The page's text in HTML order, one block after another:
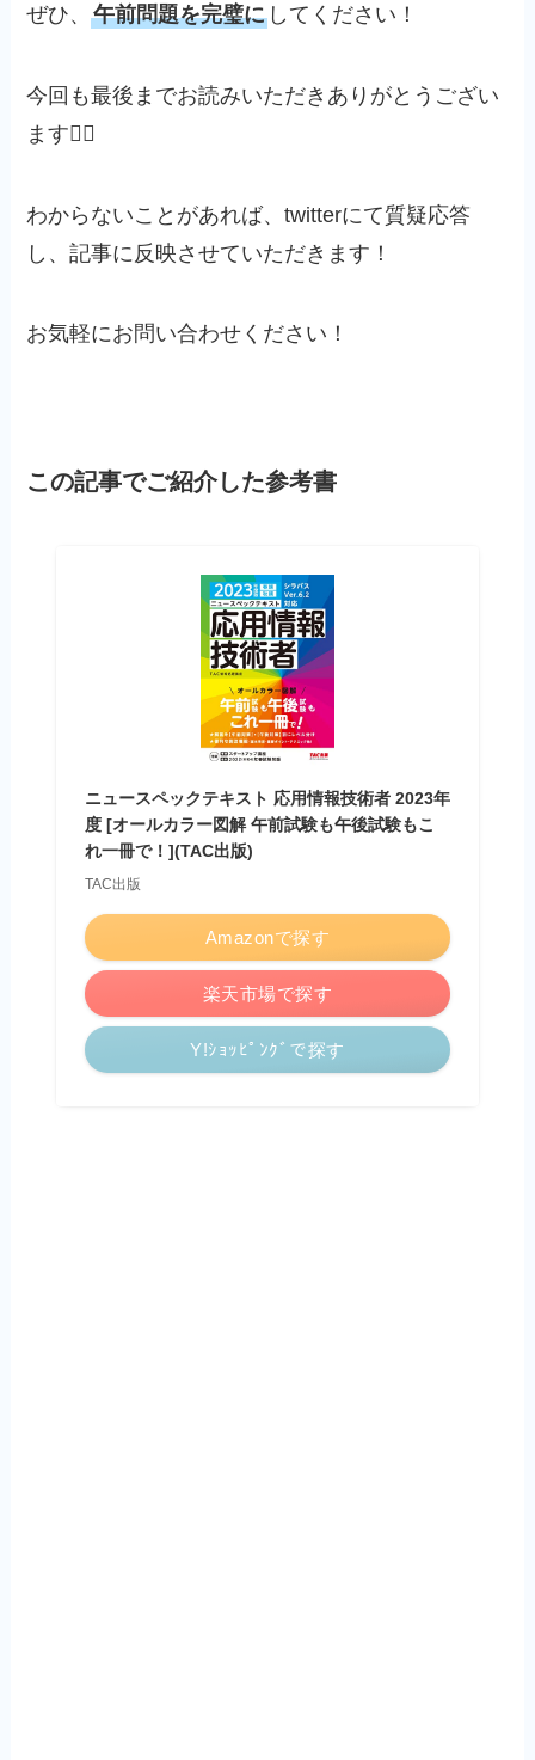
ぜひ、午前問題を完璧に してください！
今回も最後までお読みいただきありがとうござい
ます🙇‍♂️
わからないことがあれば、twitterにて質疑応答
し、記事に反映させていただきます！
お気軽にお問い合わせください！
この記事でご紹介した参考書
ニュースペックテキスト 応用情報技術者 2023年
度 [オールカラー図解 午前試験も午後試験もこ
れ一冊で！](TAC出版)
TAC出版
Amazonで探す
楽天市場で探す
Y!ｼｮｯﾋﾟﾝｸﾞで探す